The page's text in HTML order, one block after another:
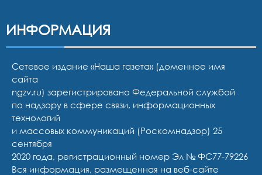
ИНФОРМАЦИЯ
Сетевое издание «Наша газета» (доменное имя
сайта
ngzv.ru) зарегистрировано Федеральной службой
по надзору в сфере связи, информационных
технологий
и массовых коммуникаций (Роскомнадзор) 25
сентября
2020 года, регистрационный номер Эл № ФС77-79226
Вся информация, размещенная на веб-сайте